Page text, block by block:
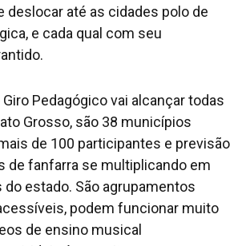
deslocar até as cidades polo de
e cada qual com seu
Pedagógico vai alcançar todas
Grosso, são 38 municípios
de 100 participantes e previsão
de fanfarra se multiplicando em
estado. São agrupamentos
podem funcionar muito
de ensino musical